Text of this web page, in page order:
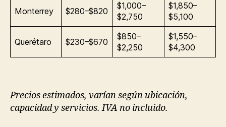
Monterrey $280–$820
$1,000–
$2,750
$1,850–
$5,100
Querétaro $230–$670
$850–
$2,250
$1,550–
$4,300
Precios estimados, varían según ubicación,
capacidad y servicios. IVA no incluido.